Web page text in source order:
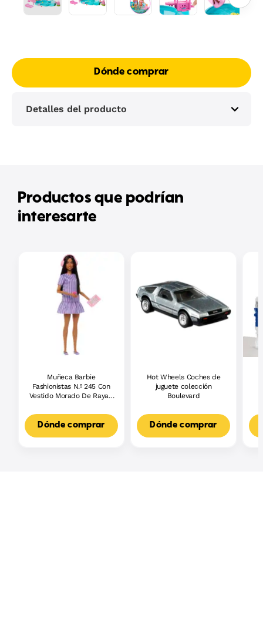
Dónde comprar
Detalles del producto
Productos que podrían
interesarte
Muñeca Barbie
Fashionistas N.º 245 Con
Vestido Morado De Rayas,
Con Accesorios
Dónde comprar
Hot Wheels Coches de
juguete colección
Boulevard
Dónde comprar